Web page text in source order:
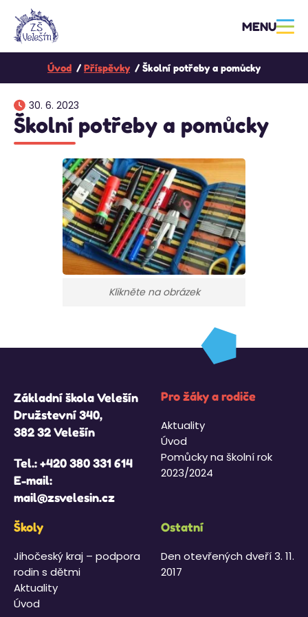
MENU
Úvod Příspěvky Školní potřeby a pomůcky
30. 6. 2023
Školní potřeby a pomůcky
Klikněte na obrázek
Základní škola Velešín
Družstevní 340,
382 32 Velešín
Tel.:+420 380 331 614
E-mail:
mail@zsvelesin.cz
Pro žáky a rodiče
Aktuality
Úvod
Pomůcky na školní rok
2023/2024
Školy
Jihočeský kraj – podpora
rodin s dětmi
Aktuality
Úvod
Ostatní
Den otevřených dveří 3. 11.
2017